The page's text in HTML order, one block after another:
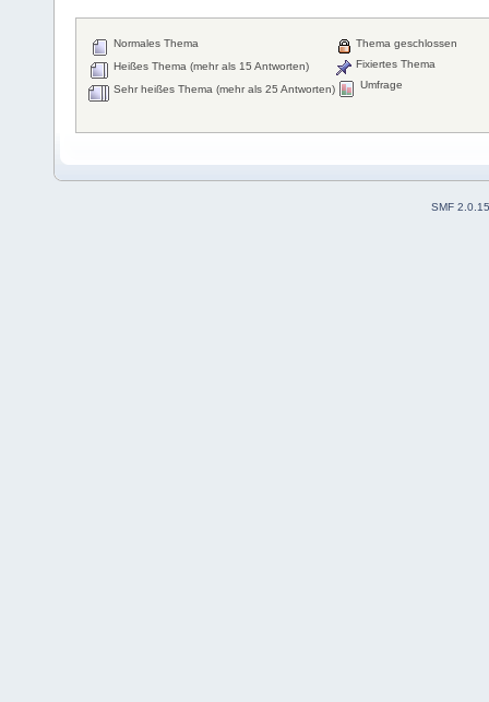
Normales Thema
Heißes Thema (mehr als 15 Antworten)
Sehr heißes Thema (mehr als 25 Antworten)
Thema geschlossen
Fixiertes Thema
Umfrage
SMF 2.0.15